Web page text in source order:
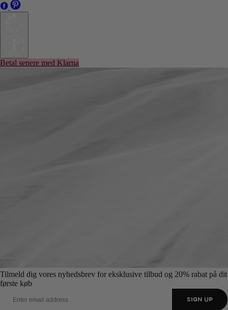
Betal senere med Klarna
Tilmeld dig vores nyhedsbrev for eksklusive tilbud og 20% rabat på dit
første køb
SIGN UP